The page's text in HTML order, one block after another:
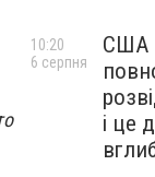
США
і це
10:20
6 серпня